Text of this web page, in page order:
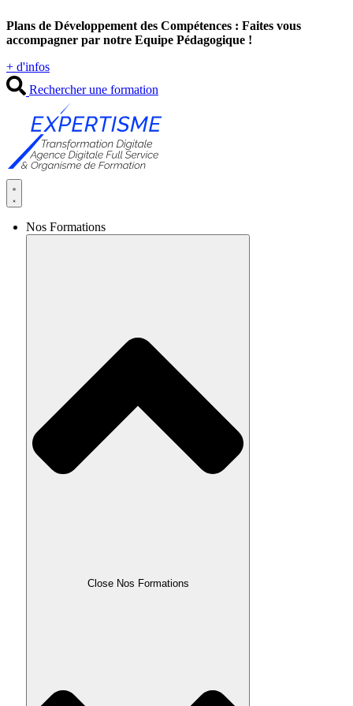
au
contenu
Plans de Développement des Compétences : Faites vous
accompagner par notre Equipe Pédagogique !
+ d'infos
Rechercher une formation
Nos Formations
Close Nos Formations